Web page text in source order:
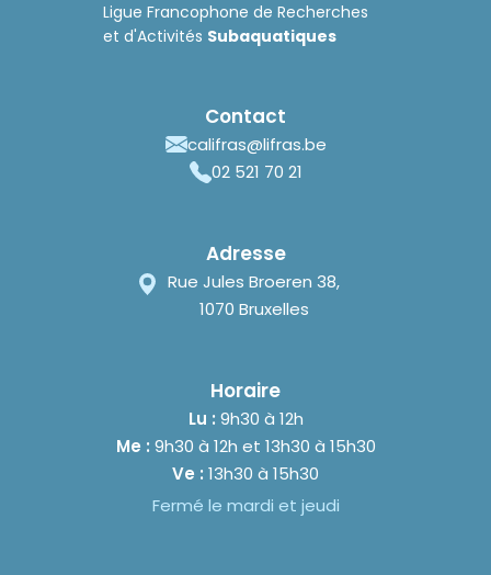
Ligue Francophone de Recherches
et d'Activités Subaquatiques
Contact
califras@lifras.be
02 521 70 21
Adresse
Rue Jules Broeren 38,
1070 Bruxelles
Horaire
Lu : 9h30 à 12h
Me : 9h30 à 12h et 13h30 à 15h30
Ve : 13h30 à 15h30
Fermé le mardi et jeudi